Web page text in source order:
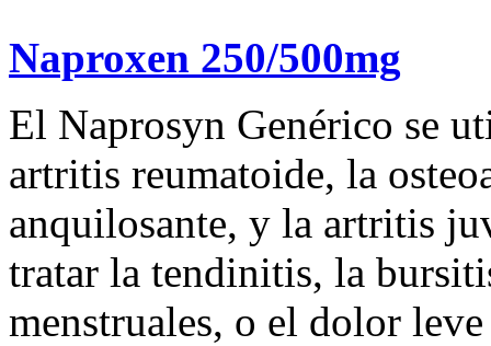
Naproxen 250/500mg
El Naprosyn Genérico se
artritis reumatoide, la
anquilosante, y la artritis
tratar la tendinitis, la
menstruales, o el dolor